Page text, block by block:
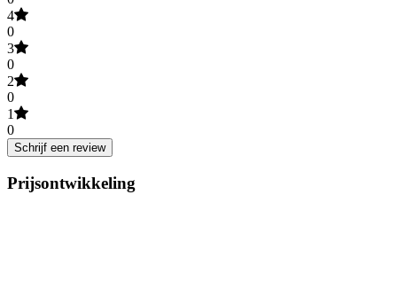
4
0
3
0
2
0
1
0
Schrijf een review
Prijsontwikkeling